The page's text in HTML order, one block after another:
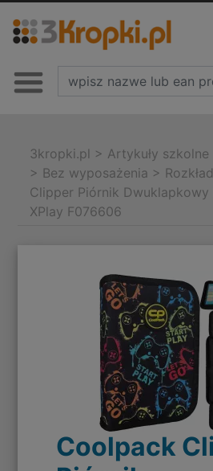
3kropki.pl > Artykuły szkolne
> Bez wyposażenia >
Clipper Piórnik Dwuklapkowy
XPlay F076606
Coolpack